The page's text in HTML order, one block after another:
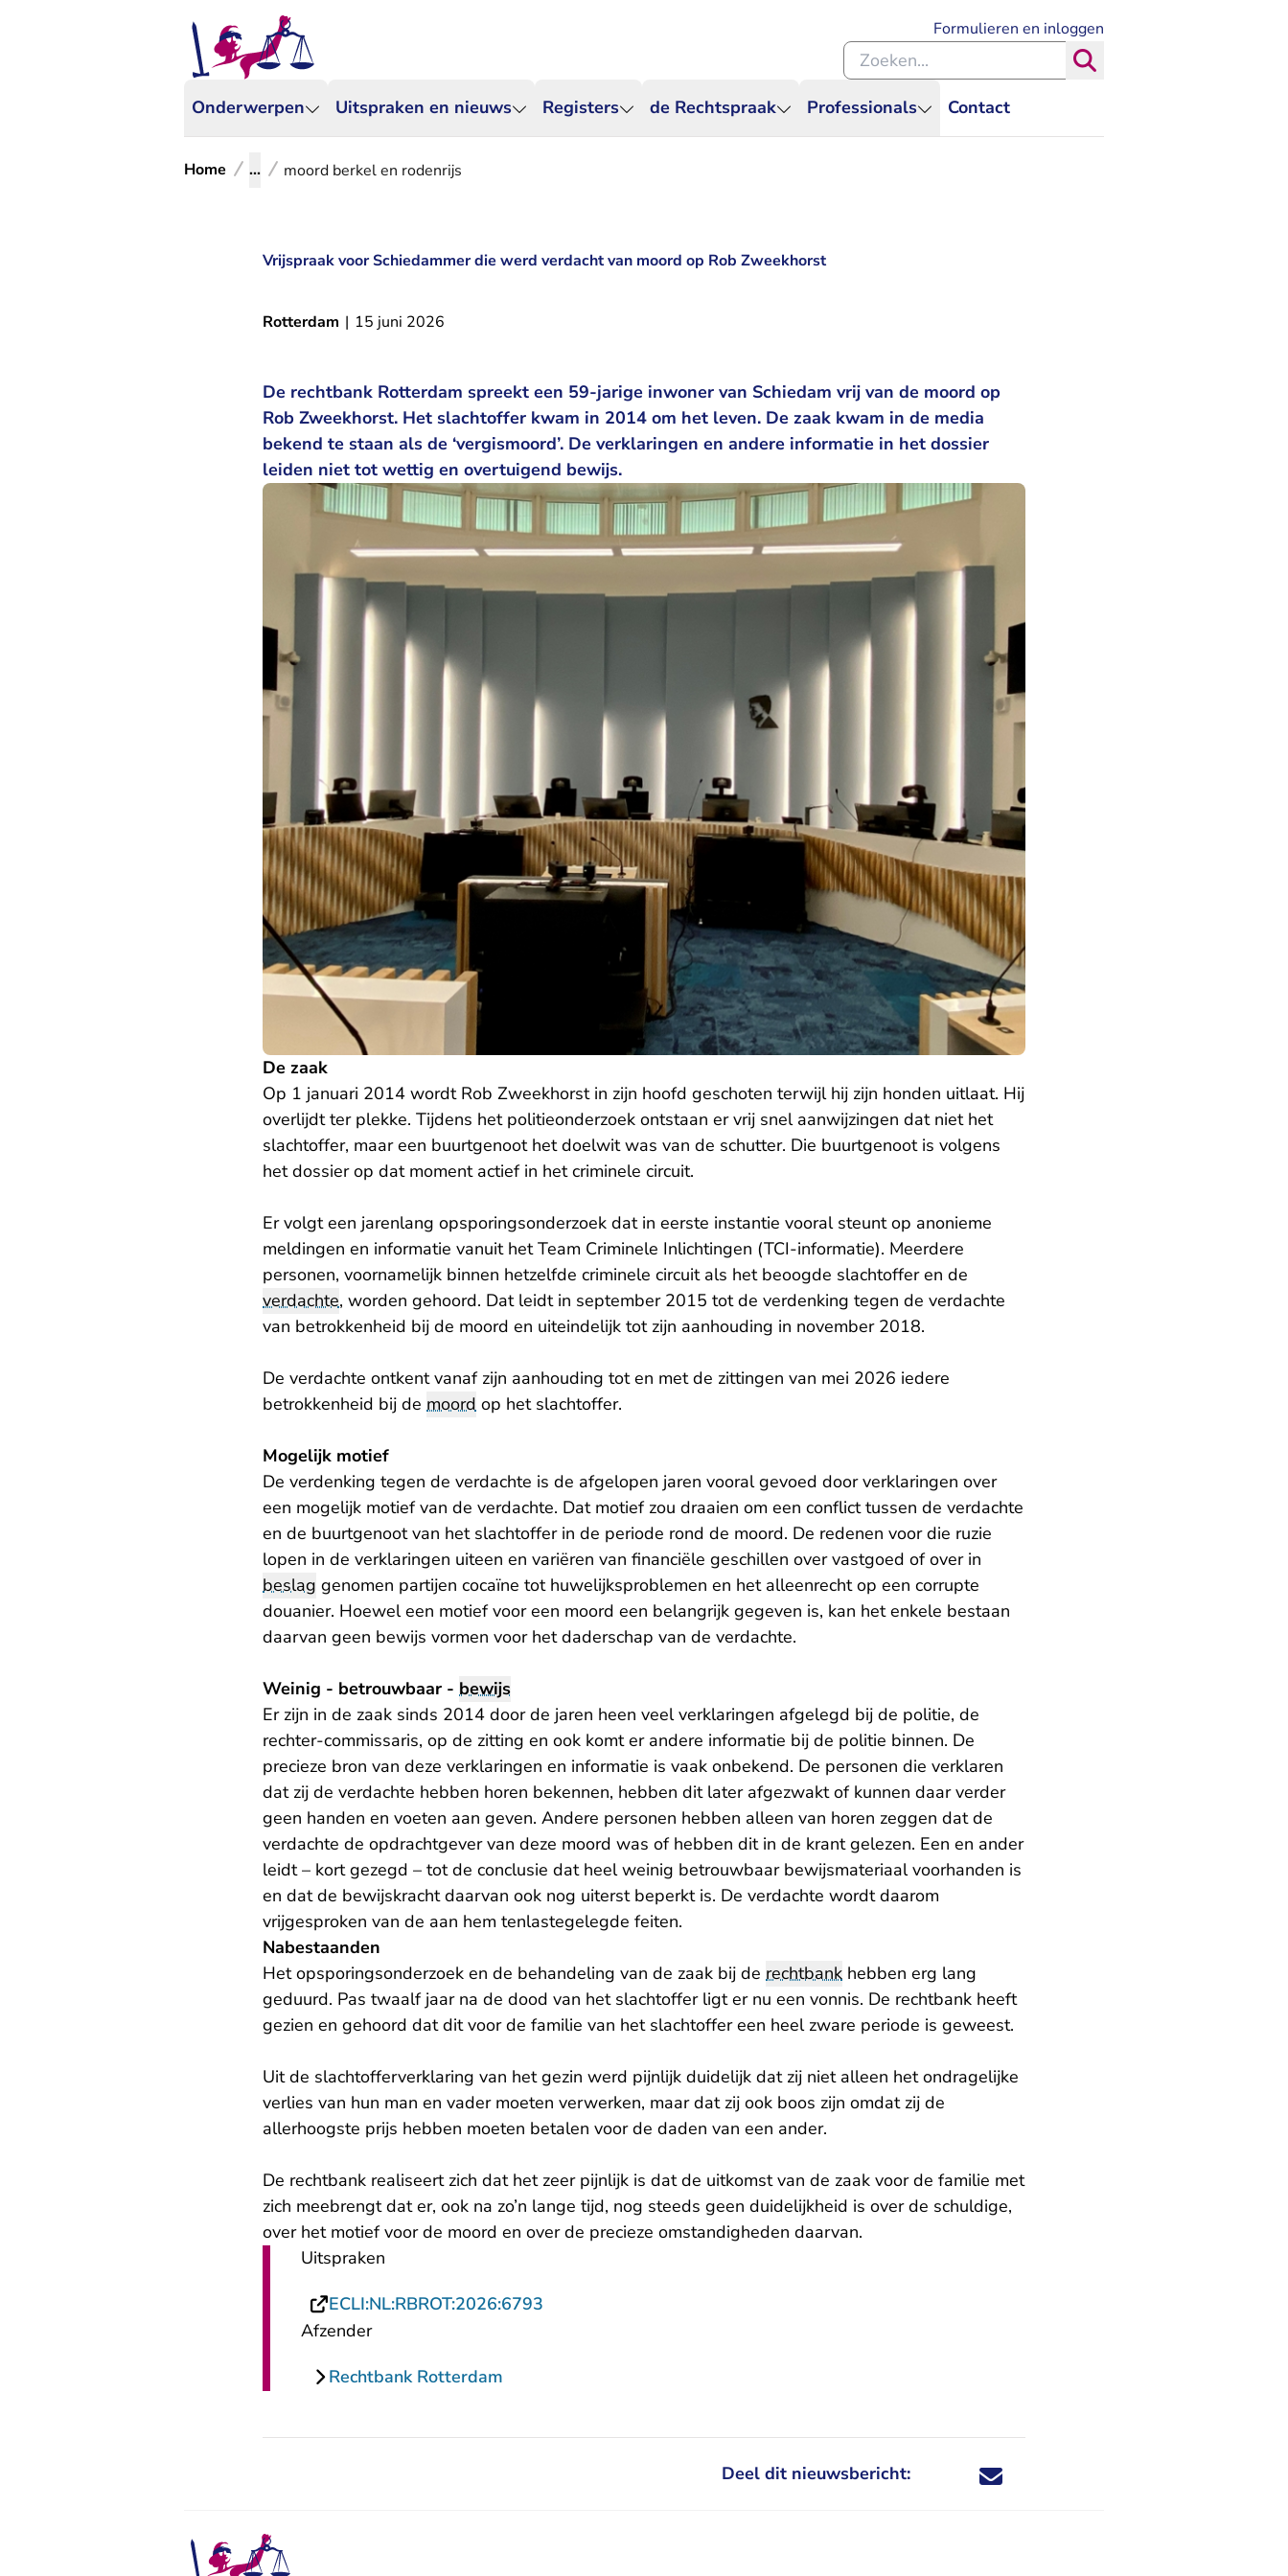
Onderwerpen Uitspraken en nieuws Registers de Rechtspraak Professionals Contact
Formulieren en inloggen
Zoeken binnen de Rechtspraak
Home ... moord berkel en rodenrijs
Vrijspraak voor Schiedammer die werd verdacht van moord op Rob Zweekhorst
Rotterdam | 15 juni 2026
De rechtbank Rotterdam spreekt een 59-jarige inwoner van Schiedam vrij van de moord op
Rob Zweekhorst. Het slachtoffer kwam in 2014 om het leven. De zaak kwam in de media
bekend te staan als de ‘vergismoord’. De verklaringen en andere informatie in het dossier
leiden niet tot wettig en overtuigend bewijs.
De zaak
Op 1 januari 2014 wordt Rob Zweekhorst in zijn hoofd geschoten terwijl hij zijn honden uitlaat. Hij
overlijdt ter plekke. Tijdens het politieonderzoek ontstaan er vrij snel aanwijzingen dat niet het
slachtoffer, maar een buurtgenoot het doelwit was van de schutter. Die buurtgenoot is volgens
het dossier op dat moment actief in het criminele circuit.
Er volgt een jarenlang opsporingsonderzoek dat in eerste instantie vooral steunt op anonieme
meldingen en informatie vanuit het Team Criminele Inlichtingen (TCI-informatie). Meerdere
personen, voornamelijk binnen hetzelfde criminele circuit als het beoogde slachtoffer en de
verdachte, worden gehoord. Dat leidt in september 2015 tot de verdenking tegen de verdachte
van betrokkenheid bij de moord en uiteindelijk tot zijn aanhouding in november 2018.
De verdachte ontkent vanaf zijn aanhouding tot en met de zittingen van mei 2026 iedere
betrokkenheid bij de moord op het slachtoffer.
Mogelijk motief
De verdenking tegen de verdachte is de afgelopen jaren vooral gevoed door verklaringen over
een mogelijk motief van de verdachte. Dat motief zou draaien om een conflict tussen de verdachte
en de buurtgenoot van het slachtoffer in de periode rond de moord. De redenen voor die ruzie
lopen in de verklaringen uiteen en variëren van financiële geschillen over vastgoed of over in
beslag genomen partijen cocaïne tot huwelijksproblemen en het alleenrecht op een corrupte
douanier. Hoewel een motief voor een moord een belangrijk gegeven is, kan het enkele bestaan
daarvan geen bewijs vormen voor het daderschap van de verdachte.
Weinig - betrouwbaar - bewijs
Er zijn in de zaak sinds 2014 door de jaren heen veel verklaringen afgelegd bij de politie, de
rechter-commissaris, op de zitting en ook komt er andere informatie bij de politie binnen. De
precieze bron van deze verklaringen en informatie is vaak onbekend. De personen die verklaren
dat zij de verdachte hebben horen bekennen, hebben dit later afgezwakt of kunnen daar verder
geen handen en voeten aan geven. Andere personen hebben alleen van horen zeggen dat de
verdachte de opdrachtgever van deze moord was of hebben dit in de krant gelezen. Een en ander
leidt – kort gezegd – tot de conclusie dat heel weinig betrouwbaar bewijsmateriaal voorhanden is
en dat de bewijskracht daarvan ook nog uiterst beperkt is. De verdachte wordt daarom
vrijgesproken van de aan hem tenlastegelegde feiten.
Nabestaanden
Het opsporingsonderzoek en de behandeling van de zaak bij de rechtbank hebben erg lang
geduurd. Pas twaalf jaar na de dood van het slachtoffer ligt er nu een vonnis. De rechtbank heeft
gezien en gehoord dat dit voor de familie van het slachtoffer een heel zware periode is geweest.
Uit de slachtofferverklaring van het gezin werd pijnlijk duidelijk dat zij niet alleen het ondragelijke
verlies van hun man en vader moeten verwerken, maar dat zij ook boos zijn omdat zij de
allerhoogste prijs hebben moeten betalen voor de daden van een ander.
De rechtbank realiseert zich dat het zeer pijnlijk is dat de uitkomst van de zaak voor de familie met
zich meebrengt dat er, ook na zo’n lange tijd, nog steeds geen duidelijkheid is over de schuldige,
over het motief voor de moord en over de precieze omstandigheden daarvan.
Uitspraken
ECLI:NL:RBROT:2026:6793
Afzender
Rechtbank Rotterdam
Deel dit nieuwsbericht: Deel dit nieuwsbericht via X - U verlaat
Deel dit nieuwsbericht via Facebook - U
Deel dit nieuwsbericht via e-mail
Deel dit nieuwsbericht via LinkedIn - U